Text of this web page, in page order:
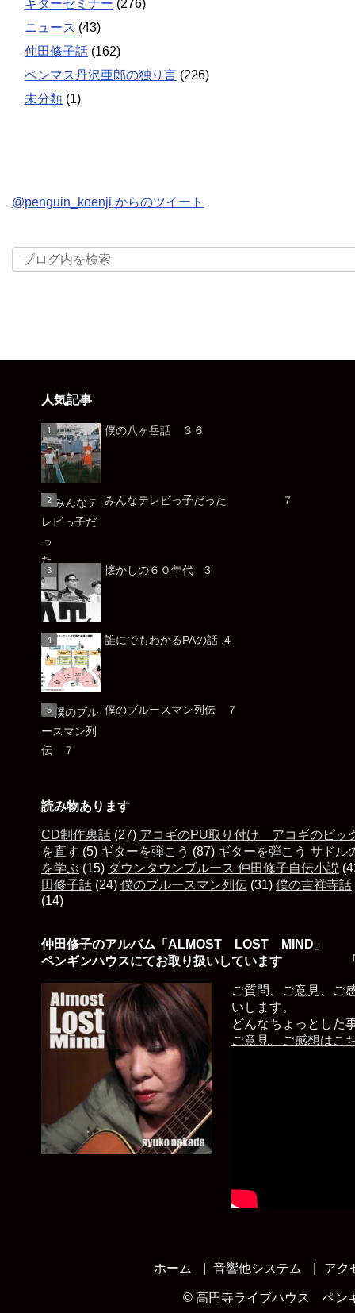
ギターセミナー (276)
ニュース (43)
仲田修子話 (162)
ペンマス丹沢亜郎の独り言 (226)
未分類 (1)
@penguin_koenji からのツイート
人気記事
僕の八ヶ岳話 ３６
みんなテレビっ子だった ７
懐かしの６０年代 3
誰にでもわかるPAの話 ,4
僕のブルースマン列伝 ７
読み物あります
CD制作裏話 (27) アコギのPU取り付け アコギのピッ
を直す (5) ギターを弾こう (87) ギターを弾こう サドル
を学ぶ (15) ダウンタウンブルース 仲田修子自伝小説
田修子話 (24) 僕のブルースマン列伝 (31) 僕の吉祥寺話
(14)
仲田修子のアルバム「ALMOST LOST MIND」
ペンギンハウスにてお取り扱いしています 「
ご質問、ご意見、ご
いします。
どんなちょっとした
ご意見、ご感想はこ
ホーム 音響他システム アク
© 高円寺ライブハウス ペン